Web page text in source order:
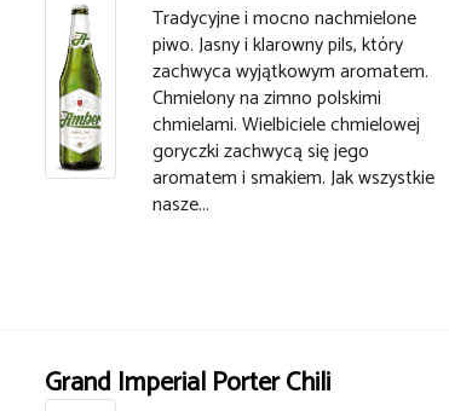
Tradycyjne i mocno nachmielone
piwo. Jasny i klarowny pils, który
zachwyca wyjątkowym aromatem.
Chmielony na zimno polskimi
chmielami. Wielbiciele chmielowej
goryczki zachwycą się jego
aromatem i smakiem. Jak wszystkie
nasze...
Grand Imperial Porter Chili